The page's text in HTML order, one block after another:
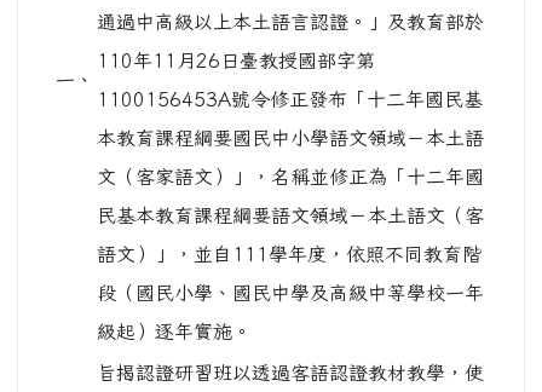
一、
通過中高級以上本土語言認證。」及教育部於
110年11月26日臺教授國部字第
1100156453A號令修正發布「十二年國民基
本教育課程綱要國民中小學語文領域－本土語
文（客家語文）」，名稱並修正為「十二年國
民基本教育課程綱要語文領域－本土語文（客
語文）」，並自111學年度，依照不同教育階
段（國民小學、國民中學及高級中等學校一年
級起）逐年實施。
旨揭認證研習班以透過客語認證教材教學，使